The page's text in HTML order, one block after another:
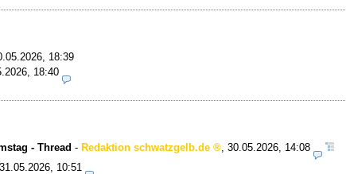
18:39
18:40
- Thread - Redaktion schwatzgelb.de
30.05.2026, 14:08
31.05.2026, 10:51